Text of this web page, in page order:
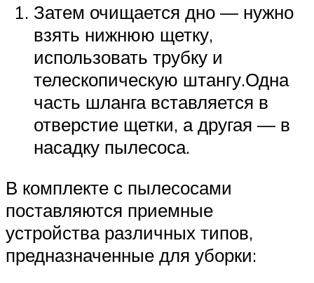
Затем очищается дно — нужно
взять нижнюю щетку,
использовать трубку и
телескопическую штангу.Одна
часть шланга вставляется в
отверстие щетки, а другая — в
насадку пылесоса.
В комплекте с пылесосами
поставляются приемные
устройства различных типов,
предназначенные для уборки: